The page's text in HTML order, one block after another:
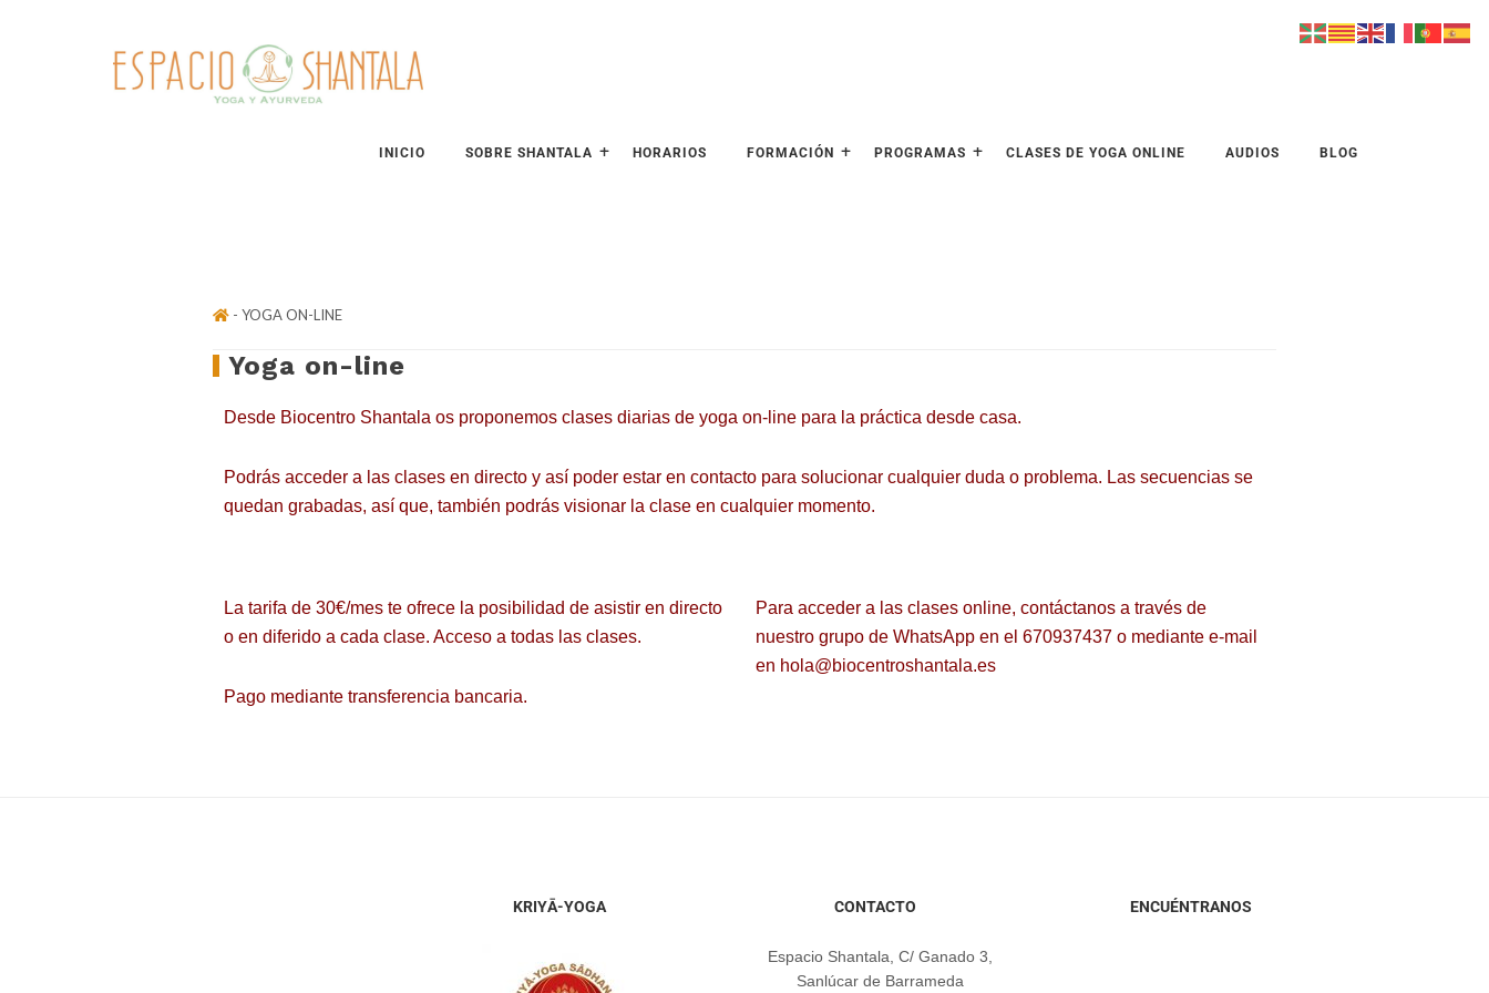
INICIO SOBRE SHANTALA HORARIOS FORMACIÓN PROGRAMAS CLASES DE YOGA ONLINE AUDIOS BLOG
- YOGA ON-LINE
Yoga on-line
Desde Biocentro Shantala os proponemos clases diarias de yoga on-line para la práctica desde casa.
Podrás acceder a las clases en directo y así poder estar en contacto para solucionar cualquier duda o problema. Las secuencias se
quedan grabadas, así que, también podrás visionar la clase en cualquier momento.
La tarifa de 30€/mes te ofrece la posibilidad de asistir en directo
o en diferido a cada clase. Acceso a todas las clases.
Pago mediante transferencia bancaria.
Para acceder a las clases online, contáctanos a través de
nuestro grupo de WhatsApp en el 670937437 o mediante e-mail
en hola@biocentroshantala.es
KRIYĀ-YOGA CONTACTO
Espacio Shantala, C/ Ganado 3,
Sanlúcar de Barrameda
ENCUÉNTRANOS